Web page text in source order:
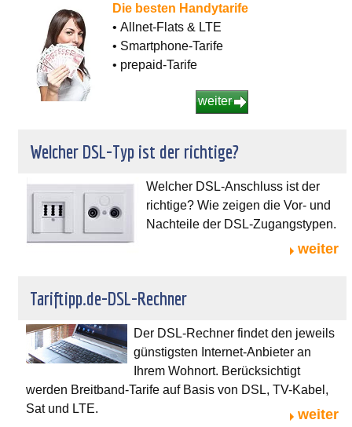
Die besten Handytarife
• Allnet-Flats & LTE
• Smartphone-Tarife
• prepaid-Tarife
weiter
Welcher DSL-Typ ist der richtige?
Welcher DSL-Anschluss ist der
richtige? Wie zeigen die Vor- und
Nachteile der DSL-Zugangstypen.
weiter
Tariftipp.de-DSL-Rechner
Der DSL-Rechner findet den jeweils
günstigsten Internet-Anbieter an
Ihrem Wohnort. Berücksichtigt
werden Breitband-Tarife auf Basis von DSL, TV-Kabel,
Sat und LTE.
weiter